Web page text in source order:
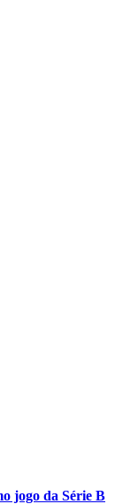
jogo da Série B